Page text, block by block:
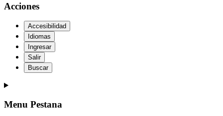
Acciones
Accesibilidad
Idiomas
Ingresar
Salir
Buscar
Menu Pestana